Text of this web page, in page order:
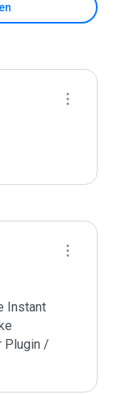
Instant
Plugin /